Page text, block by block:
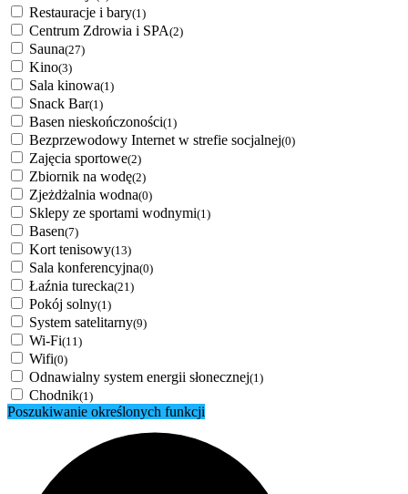
Restauracje i bary(1)
Centrum Zdrowia i SPA(2)
Sauna(27)
Kino(3)
Sala kinowa(1)
Snack Bar(1)
Basen nieskończoności(1)
Bezprzewodowy Internet w strefie socjalnej(0)
Zajęcia sportowe(2)
Zbiornik na wodę(2)
Zjeżdżalnia wodna(0)
Sklepy ze sportami wodnymi(1)
Basen(7)
Kort tenisowy(13)
Sala konferencyjna(0)
Łaźnia turecka(21)
Pokój solny(1)
System satelitarny(9)
Wi-Fi(11)
Wifi(0)
Odnawialny system energii słonecznej(1)
Chodnik(1)
Poszukiwanie określonych funkcji